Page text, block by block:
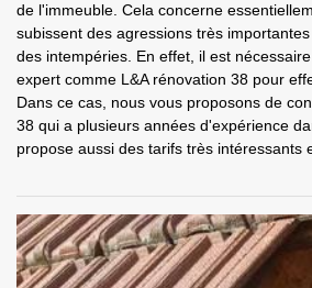
de l'immeuble. Cela concerne
subissent des agressions très
des intempéries. En effet, il est
expert comme L&A rénovation 38 pour
Dans ce cas, nous vous proposons de
38 qui a plusieurs années d'expérience
propose aussi des tarifs très intéressants